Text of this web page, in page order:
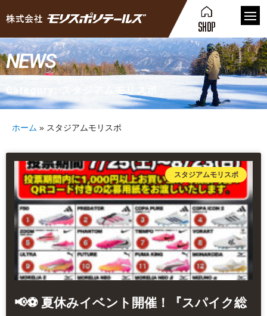
NEWS
Category: スタジアムモリスポ
ホーム » スタジアムモリスポ
スタジアムモリスポ
📢⚽ 夏休みイベント開催！『スパイク総